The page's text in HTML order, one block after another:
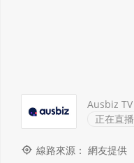
Ausbiz TV
正在直播
線路來源： 網友提供